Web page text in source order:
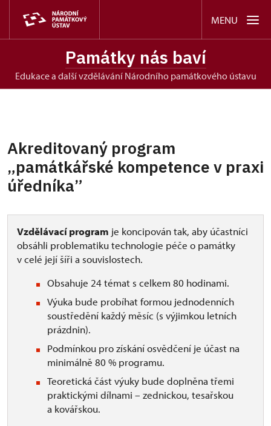
MENU
Památky nás baví
edukace a další vzdělávání Národního památkového ústavu
Akreditovaný program
„památkářské kompetence v praxi
úředníka”
Vzdělávací program je koncipován tak, aby účastníci
obsáhli problematiku technologie péče o památky
v celé její šíři a souvislostech.
Obsahuje 24 témat s celkem 80 hodinami.
Výuka bude probíhat formou jednodenních
soustředění každý měsíc (s výjimkou letních
prázdnin).
Podmínkou pro získání osvědčení je účast na
minimálně 80 % programu.
Teoretická část výuky bude doplněna třemi
praktickými dílnami – zednickou, tesařskou
a kovářskou.